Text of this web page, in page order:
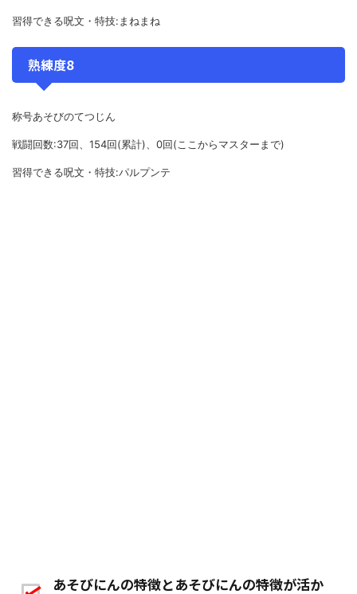
習得できる呪文・特技:まねまね
熟練度8
称号あそびのてつじん
戦闘回数:37回、154回(累計)、0回(ここからマスターまで)
習得できる呪文・特技:パルプンテ
あそびにんの特徴とあそびにんの特徴が活か